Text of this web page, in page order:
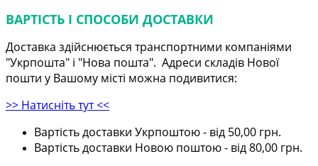
ВАРТІСТЬ І СПОСОБИ ДОСТАВКИ
Доставка здійснюється транспортними компаніями
"Укрпошта" і "Нова пошта". Адреси складів Нової
пошти у Вашому місті можна подивитися:
>> Натисніть тут <<
Вартість доставки Укрпоштою - від 50,00 грн.
Вартість доставки Новою поштою - від 80,00 грн.